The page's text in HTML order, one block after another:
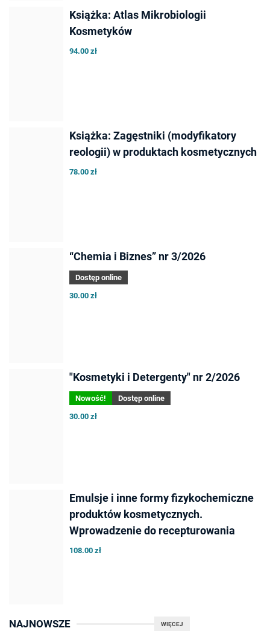
Książka: Atlas Mikrobiologii
Kosmetyków
94.00 zł
Książka: Zagęstniki (modyfikatory
reologii) w produktach kosmetycznych
78.00 zł
“Chemia i Biznes” nr 3/2026
Dostęp online
30.00 zł
"Kosmetyki i Detergenty" nr 2/2026
Nowość!
Dostęp online
30.00 zł
Emulsje i inne formy fizykochemiczne
produktów kosmetycznych.
Wprowadzenie do recepturowania
108.00 zł
WIĘCEJ
NAJNOWSZE